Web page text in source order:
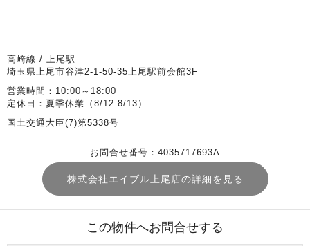
高崎線 / 上尾駅
埼玉県上尾市谷津2-1-50-35上尾駅前会館3F
営業時間：10:00～18:00
定休日：夏季休業（8/12.8/13）
国土交通大臣(7)第5338号
お問合せ番号：4035717693A
株式会社エイブル上尾店の詳細を見る
この物件へお問合せする